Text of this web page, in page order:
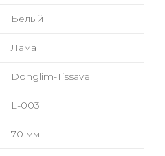
Белый
Лама
Donglim-Tissavel
L-003
70 мм